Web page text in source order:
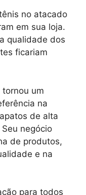
no atacado
em sua loja.
qualidade dos
ficariam
um
na
de alta
negócio
de produtos,
e na
para todos